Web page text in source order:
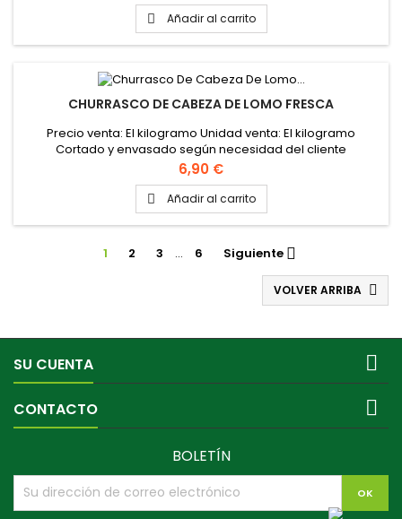
 Añadir al carrito
CHURRASCO DE CABEZA DE LOMO FRESCA
Precio venta: El kilogramo Unidad venta: El kilogramo
Cortado y envasado según necesidad del cliente
Precio
6,90 €
 Añadir al carrito
1 2 3 … 6 Siguiente 
VOLVER ARRIBA 
SU CUENTA 
CONTACTO 
BOLETÍN